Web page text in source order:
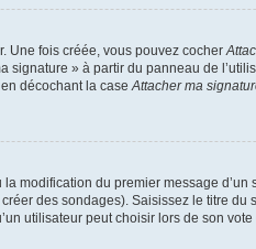
Une fois créée, vous pouvez cocher
signature » à partir du panneau de
décochant la case Attacher ma
modification du premier message
des sondages). Saisissez le titre
utilisateur peut choisir lors de son